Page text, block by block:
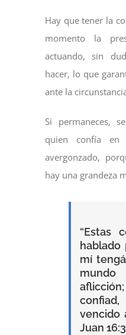
Hay que tener la
momento la
actuando, sin
hacer, lo que
ante la
Si permaneces,
quien confía
avergonzado,
hay una grandeza
“Estas
hablado
mí
vencido
Juan